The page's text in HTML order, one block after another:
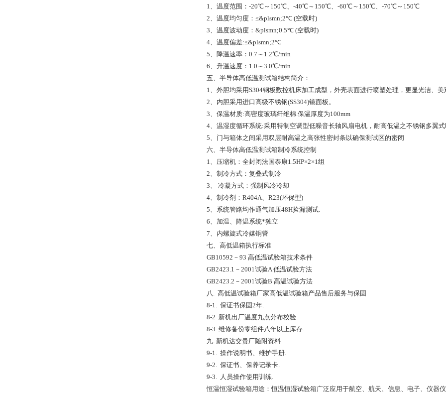
1、温度范围：-20℃～150℃、-40℃～150℃、-60℃～150℃、-70℃～150℃
2、温度均匀度：≤&plsmn;2℃ (空载时)
3、温度波动度：&plsmn;0.5℃ (空载时)
4、温度偏差:≤&plsmn;2℃
5、降温速率：0.7～1.2℃/min
6、升温速度：1.0～3.0℃/min
五、半导体高低温测试箱结构简介：
1、外胆均采用S304钢板数控机床加工成型，外壳表面进行喷塑处理，更显光洁、美
2、内胆采用进口高级不锈钢(SS304)镜面板。
3、保温材质:高密度玻璃纤维棉.保温厚度为100mm
4、温湿度循环系统:采用特制空调型低噪音长轴风扇电机，耐高低温之不锈钢多翼式
5、门与箱体之间采用双层耐高温之高张性密封条以确保测试区的密闭
六、半导体高低温测试箱制冷系统控制
1、压缩机：全封闭法国泰康1.5HP×2×1组
2、制冷方式：复叠式制冷
3、 冷凝方式：强制风冷冷却
4、制冷剂：R404A、R23(环保型)
5、系统管路均作通气加压48H捡漏测试.
6、加温、降温系统*独立
7、内螺旋式冷媒铜管
七、高低温箱执行标准
GB10592－93 高低温试验箱技术条件
GB2423.1－2001试验A 低温试验方法
GB2423.2－2001试验B 高温试验方法
八. 高低温试验箱厂家高低温试验箱产品售后服务与保固
8-1. 保证书保固2年.
8-2 新机出厂温度九点分布校验.
8-3 维修备份零组件八年以上库存.
九. 新机达交贵厂随附资料
9-1. 操作说明书、维护手册.
9-2. 保证书、保养记录卡.
9-3. 人员操作使用训练.
恒温恒湿试验箱用途：恒温恒湿试验箱广泛应用于航空、航天、信息、电子、仪器